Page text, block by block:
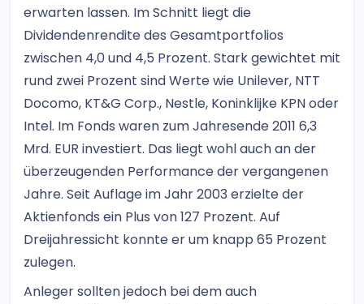
erwarten lassen. Im Schnitt liegt die
Dividendenrendite des Gesamtportfolios
zwischen 4,0 und 4,5 Prozent. Stark gewichtet mit
rund zwei Prozent sind Werte wie Unilever, NTT
Docomo, KT&G Corp., Nestle, Koninklijke KPN oder
Intel. Im Fonds waren zum Jahresende 2011 6,3
Mrd. EUR investiert. Das liegt wohl auch an der
überzeugenden Performance der vergangenen
Jahre. Seit Auflage im Jahr 2003 erzielte der
Aktienfonds ein Plus von 127 Prozent. Auf
Dreijahressicht konnte er um knapp 65 Prozent
zulegen.
Anleger sollten jedoch bei dem auch